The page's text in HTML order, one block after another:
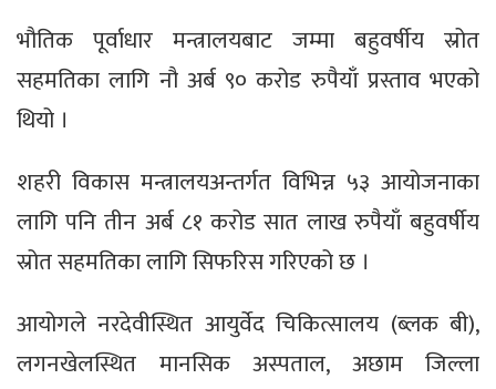
भौतिक पूर्वाधार मन्त्रालयबाट जम्मा बहुवर्षीय स्रोत
सहमतिका लागि नौ अर्ब ९० करोड रुपैयाँ प्रस्ताव भएको
थियो ।
शहरी विकास मन्त्रालयअन्तर्गत विभिन्न ५३ आयोजनाका
लागि पनि तीन अर्ब ८१ करोड सात लाख रुपैयाँ बहुवर्षीय
स्रोत सहमतिका लागि सिफरिस गरिएको छ ।
आयोगले नरदेवीस्थित आयुर्वेद चिकित्सालय (ब्लक बी),
लगनखेलस्थित मानसिक अस्पताल, अछाम जिल्ला